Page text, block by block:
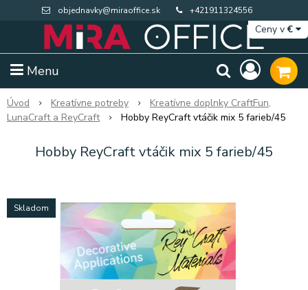
objednavky@miraoffice.sk +421911324556
Menu
Ceny v€
Extra výpredaj zásob Výpredaj BTS
Úvod Kreatívne potreby
Kreatívne doplnky CraftFun,
LunaCraft a ReyCraft
Hobby ReyCraft vtáčik mix 5 farieb/45
Hobby ReyCraft vtáčik mix 5 farieb/45
Skladom